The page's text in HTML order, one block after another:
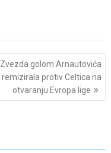
Zvezda golom Arnautovića
remizirala protiv Celtica na
otvaranju Evropa lige